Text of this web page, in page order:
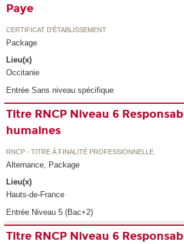
Paye
CERTIFICAT D'ÉTABLISSEMENT
Package
Lieu(x)
Occitanie
Entrée Sans niveau spécifique
Titre RNCP Niveau 6
humaines
RNCP - TITRE À FINALITÉ PROFESSIONNELLE
Alternance, Package
Lieu(x)
Hauts-de-France
Entrée Niveau 5 (Bac+2)
Titre RNCP Niveau 6